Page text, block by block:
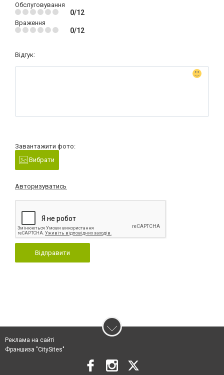
Обслуговування
0/12
Враження
0/12
Відгук:
Завантажити фото:
Вибрати
Авторизуватись
Відправити
Реклама на сайті
Франшиза "CitySites"